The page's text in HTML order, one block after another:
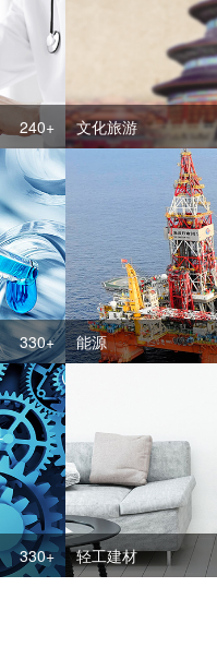
240+ 文化旅游
330+ 能源
330+ 轻工建材